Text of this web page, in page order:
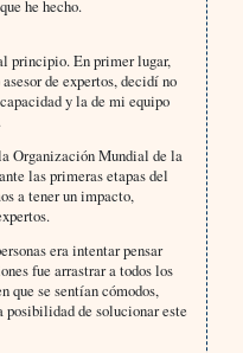
he hecho.
principio. En primer lugar,
de expertos, decidí no
y la de mi equipo
Organización Mundial de la
las primeras etapas del
a tener un impacto,
era intentar pensar
fue arrastrar a todos los
que se sentían cómodos,
posibilidad de solucionar este